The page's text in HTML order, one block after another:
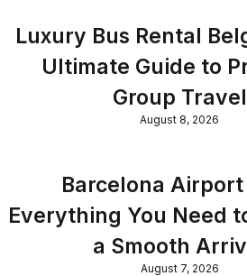
Luxury Bus Rental
Ultimate Guide to
Group Travel
August 8, 2026
Barcelona Airport
Everything You Need
a Smooth
August 7, 2026